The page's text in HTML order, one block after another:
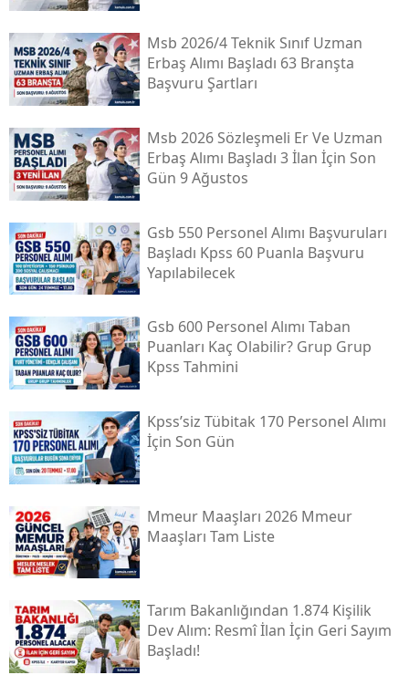
Msb 2026/4 Teknik Sınıf Uzman
Erbaş Alımı Başladı 63 Branşta
Başvuru Şartları
Msb 2026 Sözleşmeli Er Ve Uzman
Erbaş Alımı Başladı 3 İlan İçin Son
Gün 9 Ağustos
Gsb 550 Personel Alımı Başvuruları
Başladı Kpss 60 Puanla Başvuru
Yapılabilecek
Gsb 600 Personel Alımı Taban
Puanları Kaç Olabilir? Grup Grup
Kpss Tahmini
Kpss’siz Tübi̇tak 170 Personel Alımı
İçin Son Gün
Mmeur Maaşları 2026 Mmeur
Maaşları Tam Liste
Tarım Bakanlığından 1.874 Kişilik
Dev Alım: Resmî İlan İçin Geri Sayım
Başladı!